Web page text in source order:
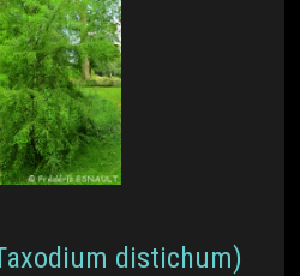
distichum)